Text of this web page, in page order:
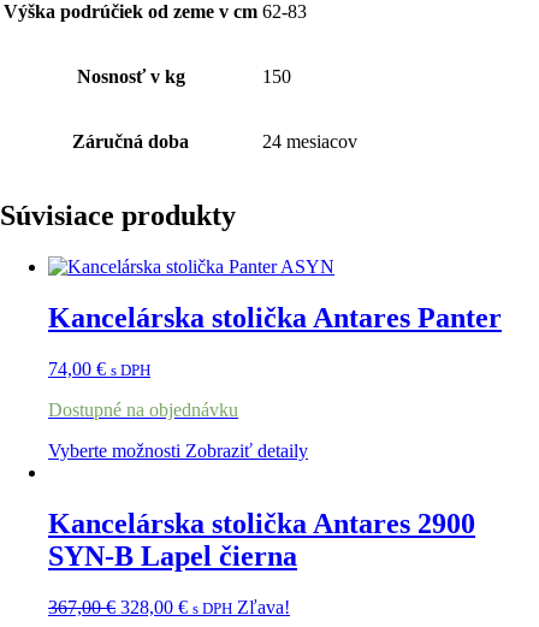
Výška podrúčiek od zeme v cm 62-83
Nosnosť v kg 150
Záručná doba 24 mesiacov
Súvisiace produkty
Kancelárska stolička Antares Panter
74,00 € s DPH
Dostupné na objednávku
Vyberte možnosti Zobraziť detaily
Kancelárska stolička Antares 2900
SYN-B Lapel čierna
367,00€ 328,00 € s DPH Zľava!